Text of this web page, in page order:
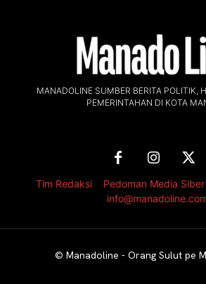
MANADOLINE SUMBER BERITA POLITIK,
PEMERINTAHAN DI KOTA
Tim Redaksi Pedoman Media Siber
© Manadoline - Orang Sulut pe